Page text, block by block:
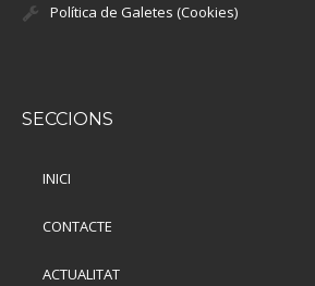
Política de Galetes (Cookies)
SECCIONS
INICI
CONTACTE
ACTUALITAT